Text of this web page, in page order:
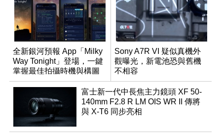
全新銀河預報 App「Milky
Way Tonight」登場，一鍵
掌握最佳拍攝時機與構圖
Sony A7R VI 疑似真機外
觀曝光，新電池恐與舊機
不相容
富士新一代中長焦主力鏡頭 XF 50-
140mm F2.8 R LM OIS WR II 傳將
與 X-T6 同步亮相